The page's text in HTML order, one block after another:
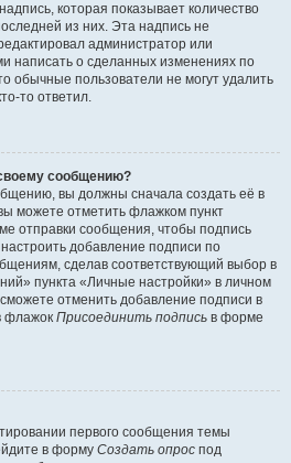
которая показывает количество
из них. Эта надпись не
администратор или
написать о сделанных изменениях по
обычные пользователи не могут удалить
то ответил.
сообщению?
вы должны сначала создать её в
можете отметить флажком пункт
отправки сообщения, чтобы подпись
добавление подписи по
сделав соответствующий выбор в
пункта «Личные настройки» в личном
отменить добавление подписи в
флажок Присоединить подпись в форме
первого сообщения темы
в форму Создать опрос под